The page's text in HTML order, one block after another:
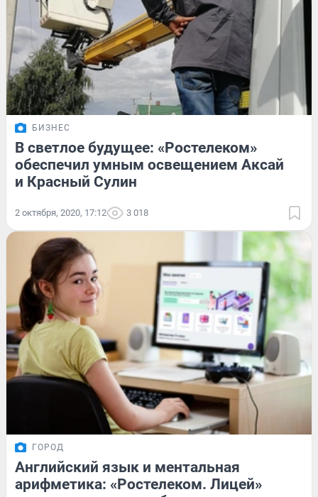
БИЗНЕС
В светлое будущее: «Ростелеком»
обеспечил умным освещением Аксай
и Красный Сулин
2 октября, 2020, 17:12 3 018
ГОРОД
Английский язык и ментальная
арифметика: «Ростелеком. Лицей»